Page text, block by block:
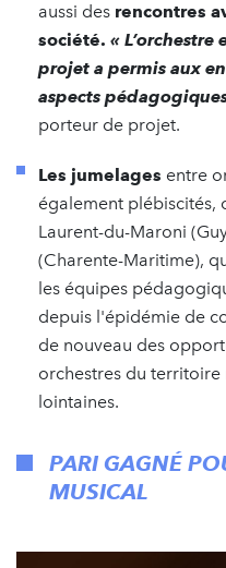
aussi des rencontres
société. « L’orchestre
projet a permis aux
aspects
porteur de projet.
Les jumelages entre
également plébiscités,
Laurent-du-Maroni
(Charente-Maritime),
les équipes
depuis l'épidémie de
de nouveau des
orchestres du territoire
lointaines.
PARI GAGNÉ
MUSICAL